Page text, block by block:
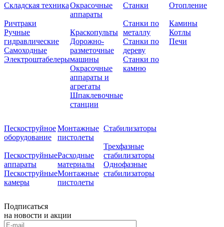
Складская техника
Ричтраки
Ручные
гидравлические
Самоходные
Электроштабелеры
Окрасочные
аппараты
Краскопульты
Дорожно-
разметочные
машины
Окрасочные
аппараты и
агрегаты
Шпаклевочные
станции
Станки
Станки по
металлу
Станки по
дереву
Станки по
камню
Отопление
Камины
Котлы
Печи
Пескоструйное
оборудование
Пескоструйные
аппараты
Пескоструйные
камеры
Монтажные
пистолеты
Расходные
материалы
Монтажные
пистолеты
Стабилизаторы
Трехфазные
стабилизаторы
Однофазные
стабилизаторы
Подписаться
на новости и акции